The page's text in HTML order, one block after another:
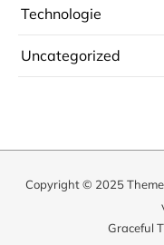
Technologie
Uncategorized
Copyright © 2025
Graceful